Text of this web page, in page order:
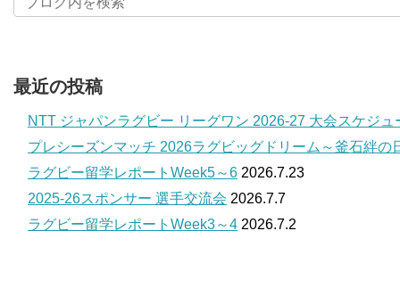
最近の投稿
NTT ジャパンラグビー リーグワン 2026-27 大会スケジュ
プレシーズンマッチ 2026ラグビッグドリーム～釜石絆の
ラグビー留学レポートWeek5～6 2026.7.23
2025-26スポンサー 選手交流会 2026.7.7
ラグビー留学レポートWeek3～4 2026.7.2